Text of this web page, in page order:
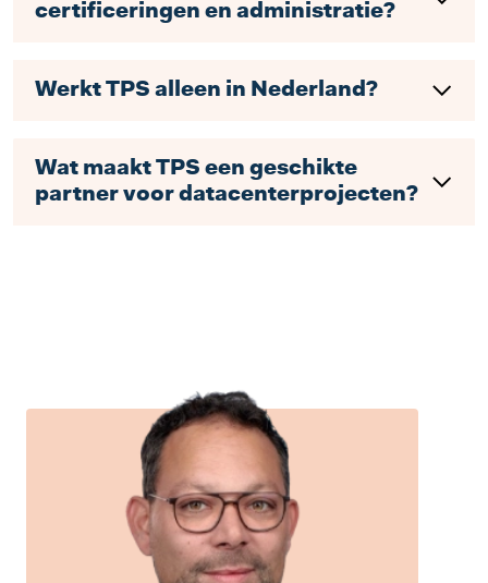
certificeringen en administratie?
Werkt TPS alleen in Nederland?
Wat maakt TPS een geschikte
partner voor datacenterprojecten?